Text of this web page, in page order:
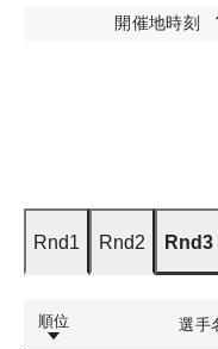
開催地時刻
Rnd1 Rnd2 Rnd3
順位 選手